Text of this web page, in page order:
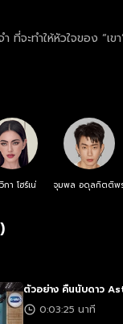
ที่จะทำให้หัวใจของ “เ
กา โฮร์เน่ จุมพล อดุลกิตติพ
ตัวอย่าง คืนนับดาว
0:03:25 นาที